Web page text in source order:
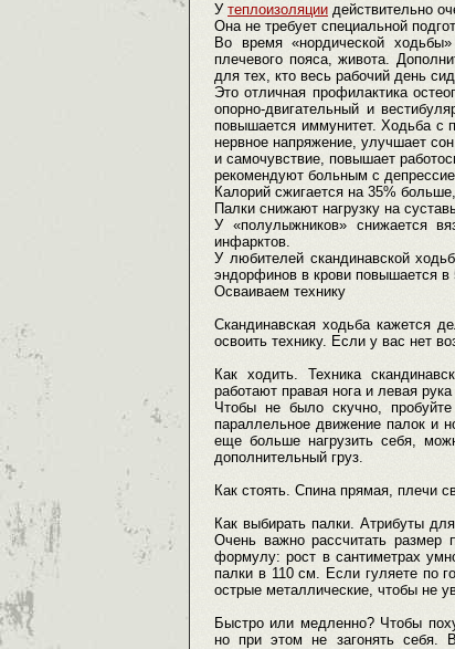
У теплоизоляции действительно
Она не требует специальной
Во время «нордической
плечевого пояса, живота.
для тех, кто весь рабочий день
Это отличная профилактика
опорно-двигательный и
повышается иммунитет. Ходьба с
нервное напряжение, улучшает сон
и самочувствие, повышает
рекомендуют больным с
Калорий сжигается на 35%
Палки снижают нагрузку на
У «полулыжников» снижается
инфарктов.
У любителей скандинавской
эндорфинов в крови повышается в
Осваиваем технику
Скандинавская ходьба кажется
освоить технику. Если у вас нет
Как ходить. Техника
работают правая нога и левая
Чтобы не было скучно,
параллельное движение палок и
еще больше нагрузить себя,
дополнительный груз.
Как стоять. Спина прямая, плечи
Как выбирать палки. Атрибуты
Очень важно рассчитать
формулу: рост в сантиметрах
палки в 110 см. Если гуляете по
острые металлические, чтобы не
Быстро или медленно? Чтобы
но при этом не загонять себя.